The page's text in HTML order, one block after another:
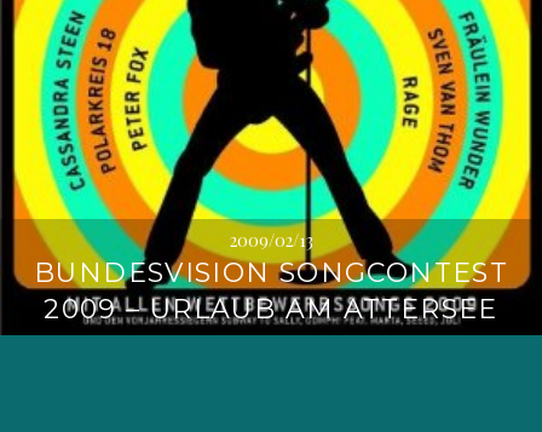
2009/02/13
BUNDESVISION SONGCONTEST
2009 – URLAUB AM ATTERSEE